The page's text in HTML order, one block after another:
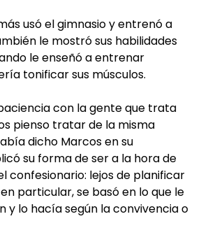
usó el gimnasio y entrenó a
le mostró sus habilidades
le enseñó a entrenar
tonificar sus músculos.
con la gente que trata
pienso tratar de la misma
dicho Marcos en su
su forma de ser a la hora de
confesionario: lejos de planificar
particular, se basó en lo que le
y lo hacía según la convivencia o